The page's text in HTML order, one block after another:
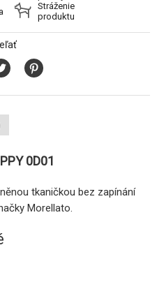
Stráženie
produktu
0D01
tkaničkou bez zapínání
Morellato.